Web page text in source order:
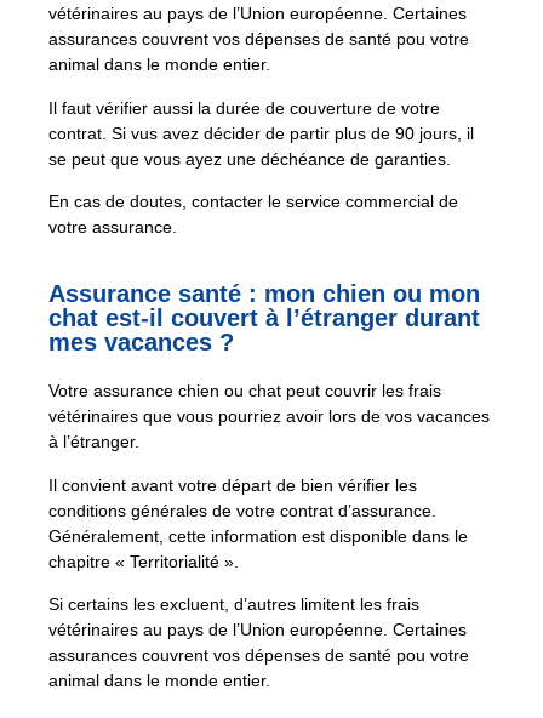
vétérinaires au pays de l’Union européenne. Certaines
assurances couvrent vos dépenses de santé pou votre
animal dans le monde entier.
Il faut vérifier aussi la durée de couverture de votre
contrat. Si vus avez décider de partir plus de 90 jours, il
se peut que vous ayez une déchéance de garanties.
En cas de doutes, contacter le service commercial de
votre assurance.
Assurance santé : mon chien ou mon
chat est-il couvert à l’étranger durant
mes vacances ?
Votre assurance chien ou chat peut couvrir les frais
vétérinaires que vous pourriez avoir lors de vos vacances
à l’étranger.
Il convient avant votre départ de bien vérifier les
conditions générales de votre contrat d’assurance.
Généralement, cette information est disponible dans le
chapitre « Territorialité ».
Si certains les excluent, d’autres limitent les frais
vétérinaires au pays de l’Union européenne. Certaines
assurances couvrent vos dépenses de santé pou votre
animal dans le monde entier.